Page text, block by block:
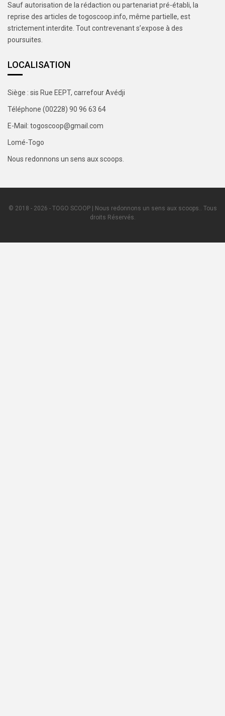
Sauf autorisation de la rédaction ou partenariat pré-établi, la
reprise des articles de togoscoop.info, même partielle, est
strictement interdite. Tout contrevenant s’expose à des
poursuites.
LOCALISATION
Siège : sis Rue EEPT, carrefour Avédji
Téléphone (00228) 90 96 63 64
E-Mail: togoscoop@gmail.com
Lomé-Togo
Nous redonnons un sens aux scoops.
© 2018 - 2026 - TOGO SCOOP | Nous redonnons un sens aux scoops.. Tous
droits Réservés.